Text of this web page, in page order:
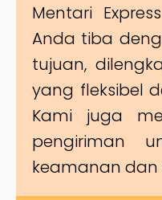
Mentari
Anda tiba
tujuan,
yang fleksibel
Kami juga
pengiriman
keamanan dan